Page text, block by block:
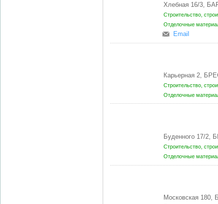
Хлебная 16/3,
Строительство,
Отделочные
Email
Карьерная 2,
Строительство,
Отделочные
Буденного 17/2,
Строительство,
Отделочные
Московская 180,